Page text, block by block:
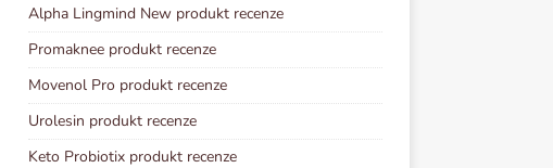
Alpha Lingmind New produkt recenze
Promaknee produkt recenze
Movenol Pro produkt recenze
Urolesin produkt recenze
Keto Probiotix produkt recenze